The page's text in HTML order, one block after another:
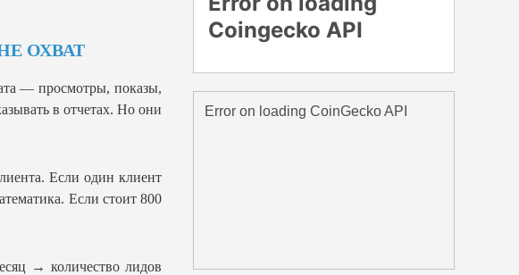
ОХВАТ
— просмотры, показы,
в отчетах. Но они
Если один клиент
Если стоит 800
→ количество лидов